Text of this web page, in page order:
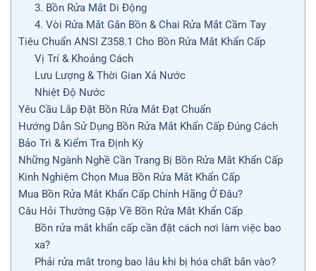
3. Bồn Rửa Mắt Di Động
4. Vòi Rửa Mắt Gắn Bồn & Chai Rửa Mắt Cầm Tay
Tiêu Chuẩn ANSI Z358.1 Cho Bồn Rửa Mắt Khẩn Cấp
Vị Trí & Khoảng Cách
Lưu Lượng & Thời Gian Xả Nước
Nhiệt Độ Nước
Yêu Cầu Lắp Đặt Bồn Rửa Mắt Đạt Chuẩn
Hướng Dẫn Sử Dụng Bồn Rửa Mắt Khẩn Cấp Đúng Cách
Bảo Trì & Kiểm Tra Định Kỳ
Những Ngành Nghề Cần Trang Bị Bồn Rửa Mắt Khẩn Cấp
Kinh Nghiệm Chọn Mua Bồn Rửa Mắt Khẩn Cấp
Mua Bồn Rửa Mắt Khẩn Cấp Chính Hãng Ở Đâu?
Câu Hỏi Thường Gặp Về Bồn Rửa Mắt Khẩn Cấp
Bồn rửa mắt khẩn cấp cần đặt cách nơi làm việc bao
xa?
Phải rửa mắt trong bao lâu khi bị hóa chất bắn vào?